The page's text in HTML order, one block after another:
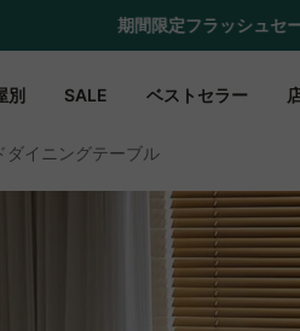
期間限定フラッシュセ
別 SALE ベストセラー
イニングテーブル